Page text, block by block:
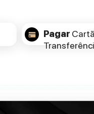
Pagar